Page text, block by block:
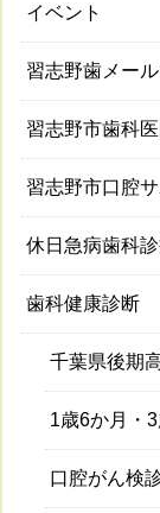
イベント
習志野歯メー
習志野市歯科
習志野市口腔
休日急病歯科
歯科健康診断
千葉県後期
1歳6か月・
口腔がん検